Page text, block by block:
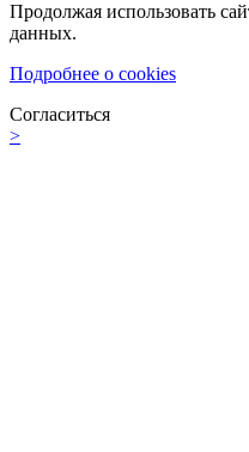
Продолжая использовать
данных.
Подробнее о cookies
Согласиться
>